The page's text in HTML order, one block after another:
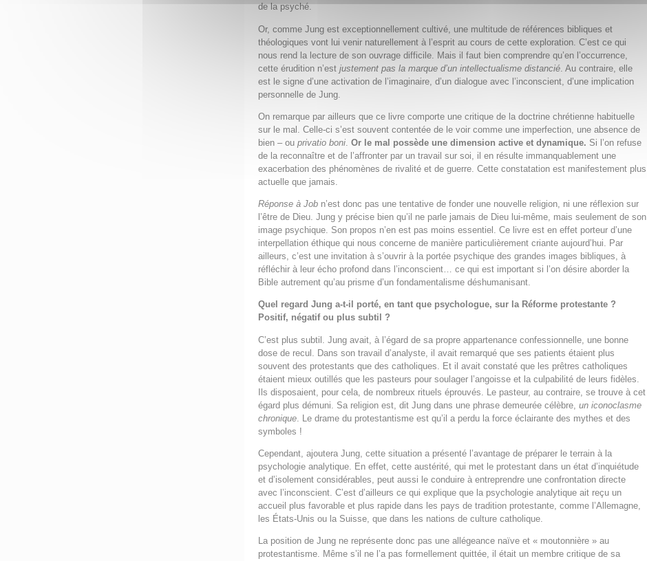
de la psyché.
Or, comme Jung est exceptionnellement cultivé, une multitude de références bibliques et
théologiques vont lui venir naturellement à l’esprit au cours de cette exploration. C’est ce qui
nous rend la lecture de son ouvrage difficile. Mais il faut bien comprendre qu’en l’occurrence,
cette érudition n’estjustement pas la marque d’un intellectualisme distancié . Au contraire, elle
est le signe d’une activation de l’imaginaire, d’un dialogue avec l’inconscient, d’une implication
personnelle de Jung.
On remarque par ailleurs que ce livre comporte une critique de la doctrine chrétienne habituelle
sur le mal. Celle-ci s’est souvent contentée de le voir comme une imperfection, une absence de
bien – ouprivatio boni .Or le mal possède une dimension active et dynamique. Si l’on refuse
de la reconnaître et de l’affronter par un travail sur soi, il en résulte immanquablement une
exacerbation des phénomènes de rivalité et de guerre. Cette constatation est manifestement plus
actuelle que jamais.
Réponse à Job n’est donc pas une tentative de fonder une nouvelle religion, ni une réflexion sur
l’être de Dieu. Jung y précise bien qu’il ne parle jamais de Dieu lui-même, mais seulement de son
image psychique. Son propos n’en est pas moins essentiel. Ce livre est en effet porteur d’une
interpellation éthique qui nous concerne de manière particulièrement criante aujourd’hui. Par
ailleurs, c’est une invitation à s’ouvrir à la portée psychique des grandes images bibliques, à
réfléchir à leur écho profond dans l’inconscient… ce qui est important si l’on désire aborder la
Bible autrement qu’au prisme d’un fondamentalisme déshumanisant.
Quel regard Jung a-t-il porté, en tant que psychologue, sur la Réforme protestante ?
Positif, négatif ou plus subtil ?
C’est plus subtil. Jung avait, à l’égard de sa propre appartenance confessionnelle, une bonne
dose de recul. Dans son travail d’analyste, il avait remarqué que ses patients étaient plus
souvent des protestants que des catholiques. Et il avait constaté que les prêtres catholiques
étaient mieux outillés que les pasteurs pour soulager l’angoisse et la culpabilité de leurs fidèles.
Ils disposaient, pour cela, de nombreux rituels éprouvés. Le pasteur, au contraire, se trouve à cet
égard plus démuni. Sa religion est, dit Jung dans une phrase demeurée célèbre,un iconoclasme
chronique . Le drame du protestantisme est qu’il a perdu la force éclairante des mythes et des
symboles !
Cependant, ajoutera Jung, cette situation a présenté l’avantage de préparer le terrain à la
psychologie analytique. En effet, cette austérité, qui met le protestant dans un état d’inquiétude
et d’isolement considérables, peut aussi le conduire à entreprendre une confrontation directe
avec l’inconscient. C’est d’ailleurs ce qui explique que la psychologie analytique ait reçu un
accueil plus favorable et plus rapide dans les pays de tradition protestante, comme l’Allemagne,
les États-Unis ou la Suisse, que dans les nations de culture catholique.
La position de Jung ne représente donc pas une allégeance naïve et « moutonnière » au
protestantisme. Même s’il ne l’a pas formellement quittée, il était un membre critique de sa